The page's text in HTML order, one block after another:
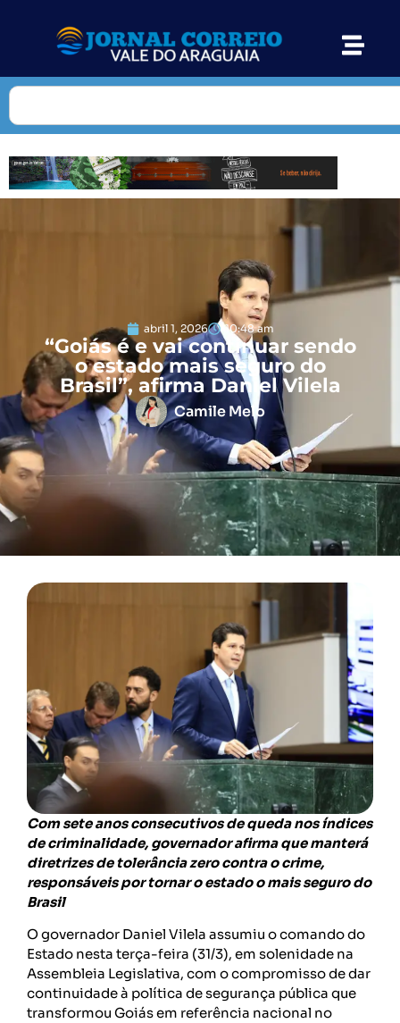
abril 1, 2026 10:48 am
“Goiás é e vai continuar sendo
o estado mais seguro do
Brasil”, afirma Daniel Vilela
Camile Melo
Com sete anos consecutivos de queda nos índices
de criminalidade, governador afirma que manterá
diretrizes de tolerância zero contra o crime,
responsáveis por tornar o estado o mais seguro do
Brasil
O governador Daniel Vilela assumiu o comando do
Estado nesta terça-feira (31/3), em solenidade na
Assembleia Legislativa, com o compromisso de dar
continuidade à política de segurança pública que
transformou Goiás em referência nacional no